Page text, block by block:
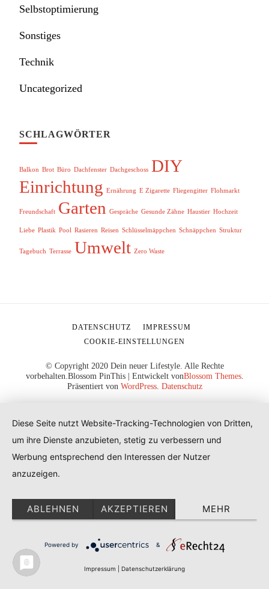
Selbstoptimierung
Sonstiges
Technik
Uncategorized
SCHLAGWÖRTER
Balkon Brot Büro Dachfenster Dachgeschoss DIY
Einrichtung Ernährung E Zigarette Fliegengitter Flohmarkt
Freundschaft Garten Gespräche Gesunde Zähne Haustier Hochzeit
Liebe Plastik Pool Rasieren Reisen Schlüsselmäppchen Schnäppchen Struktur
Tagebuch Terrasse Umwelt Zero Waste
© Copyright 2020 Dein neuer Lifestyle. Alle Rechte
vorbehalten. Blossom PinThis | Entwickelt vonBlossom Themes.
Präsentiert von WordPress. Datenschutz
DATENSCHUTZ
IMPRESSUM
COOKIE-EINSTELLUNGEN
Diese Seite nutzt Website-Tracking-Technologien von Dritten,
um ihre Dienste anzubieten, stetig zu verbessern und
Werbung entsprechend den Interessen der Nutzer
anzuzeigen.
ABLEHNEN AKZEPTIEREN MEHR
Powered by &
Impressum Datenschutzerklärung